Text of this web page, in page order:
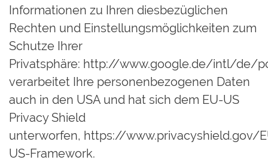
Informationen zu Ihren diesbezüglichen
Rechten und Einstellungsmöglichkeiten zum
Schutze Ihrer
Privatsphäre: http://www.google.de/intl/de/
verarbeitet Ihre personenbezogenen Daten
auch in den USA und hat sich dem EU-US
Privacy Shield
unterworfen, https://www.privacyshield.gov/
US-Framework.